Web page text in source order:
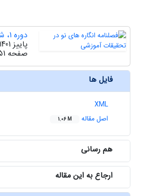
دوره 1، شماره 1
پاییز 1401
صفحه
فایل ها
XML
اصل مقاله
1.06 M
هم رسانی
ارجاع به این مقاله